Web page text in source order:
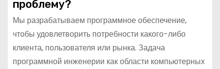
проблему?
Мы разрабатываем программное обеспечение,
чтобы удовлетворить потребности какого-либо
клиента, пользователя или рынка. Задача
программной инженерии как области компьютерных